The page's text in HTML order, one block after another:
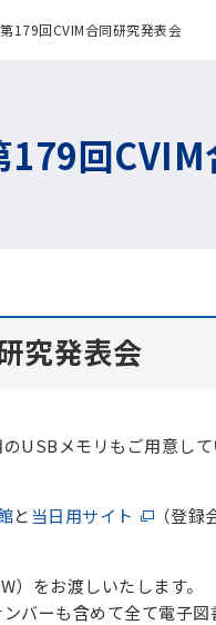
179回CVIM合同研究発表会
179回
究発表会
USBメモリもご用意して
と 当日用サイト
（登録
をお渡しいたします。
バーも含めて全て電子